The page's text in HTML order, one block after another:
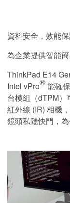
資料安全，效能
為企業提供智能
ThinkPad E14
Intel vPro®能確
台模組（dTPM）
紅外線 (IR) 相機
鏡頭私隱快門，